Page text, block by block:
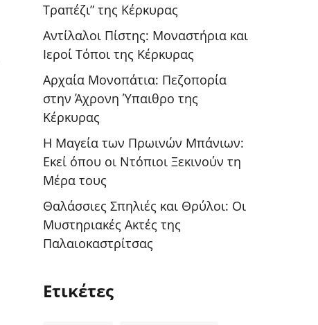
Τραπέζι” της Κέρκυρας
Αντίλαλοι Πίστης: Μοναστήρια και
Ιεροί Τόποι της Κέρκυρας
Αρχαία Μονοπάτια: Πεζοπορία
στην Άχρονη Ύπαιθρο της
Κέρκυρας
Η Μαγεία των Πρωινών Μπάνιων:
Εκεί όπου οι Ντόπιοι Ξεκινούν τη
Μέρα τους
Θαλάσσιες Σπηλιές και Θρύλοι: Οι
Μυστηριακές Ακτές της
Παλαιοκαστρίτσας
Ετικέτες